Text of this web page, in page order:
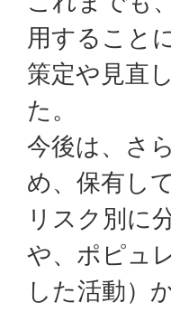
用すること
策定や見直
た。
今後は、さ
め、保有し
リスク別に
や、ポピュ
した活動）